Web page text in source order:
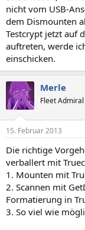
nicht vom USB-
dem Dismounten
Testcrypt jetzt auf
auftreten, werde
einschicken.
Merle
Fleet Admiral
15. Februar 2013
Die richtige
verballert mit
1. Mounten mit
2. Scannen mit
Formatierung in
3. So viel wie